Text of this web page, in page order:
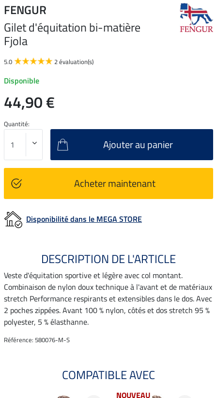
FENGUR
Gilet d'équitation bi-matière
Fjola
5.0 2 évaluation(s)
Disponible
44,90 €
Quantité:
Ajouter au panier
Acheter maintenant
Disponibilité dans le MEGA STORE
DESCRIPTION DE L'ARTICLE
Veste d'équitation sportive et légère avec col montant.
Combinaison de nylon doux technique à l'avant et de matériaux
stretch Performance respirants et extensibles dans le dos. Avec
2 poches zippées. Avant 100 % nylon, côtés et dos stretch 95 %
polyester, 5 % élasthanne.
Référence: 580076-M-S
COMPATIBLE AVEC
NOUVEAU